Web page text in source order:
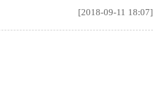
[2018-09-11 18:07]